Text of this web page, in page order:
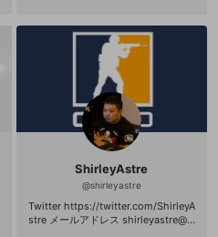
ShirleyAstre
@shirleyastre
Twitter https://twitter.com/ShirleyA
stre メールアドレス shirleyastre@ci